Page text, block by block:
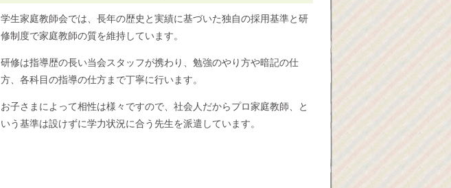
学生家庭教師会では、長年の歴史と実績に基づいた独自の採用基準と研
修制度で家庭教師の質を維持しています。
研修は指導歴の長い当会スタッフが携わり、勉強のやり方や暗記の仕
方、各科目の指導の仕方まで丁寧に行います。
お子さまによって相性は様々ですので、社会人だからプロ家庭教師、と
いう基準は設けずに学力状況に合う先生を派遣しています。